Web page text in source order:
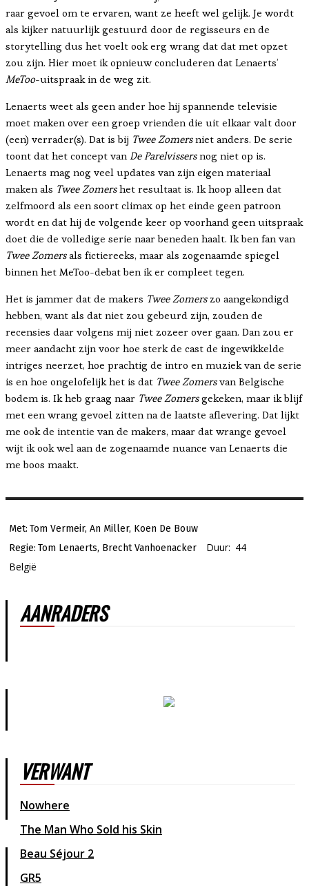
raar gevoel om te ervaren, want ze heeft wel gelijk. Je wordt
als kijker natuurlijk gestuurd door de regisseurs en de
storytelling dus het voelt ook erg wrang dat dat met opzet
zou zijn. Hier moet ik opnieuw concluderen dat Lenaerts’
MeToo-uitspraak in de weg zit.
Lenaerts weet als geen ander hoe hij spannende televisie
moet maken over een groep vrienden die uit elkaar valt door
(een) verrader(s). Dat is bij Twee Zomersniet anders. De serie
toont dat het concept van De Parelvissersnog niet op is.
Lenaerts mag nog veel updates van zijn eigen materiaal
maken als Twee Zomershet resultaat is. Ik hoop alleen dat
zelfmoord als een soort climax op het einde geen patroon
wordt en dat hij de volgende keer op voorhand geen uitspraak
doet die de volledige serie naar beneden haalt. Ik ben fan van
Twee Zomersals fictiereeks, maar als zogenaamde spiegel
binnen het MeToo-debat ben ik er compleet tegen.
Het is jammer dat de makers Twee Zomerszo aangekondigd
hebben, want als dat niet zou gebeurd zijn, zouden de
recensies daar volgens mij niet zozeer over gaan. Dan zou er
meer aandacht zijn voor hoe sterk de cast de ingewikkelde
intriges neerzet, hoe prachtig de intro en muziek van de serie
is en hoe ongelofelijk het is dat Twee Zomersvan Belgische
bodem is. Ik heb graag naar Twee Zomersgekeken, maar ik blijf
met een wrang gevoel zitten na de laatste aflevering. Dat lijkt
me ook de intentie van de makers, maar dat wrange gevoel
wijt ik ook wel aan de zogenaamde nuance van Lenaerts die
me boos maakt.
Met: Tom Vermeir, An Miller, Koen De Bouw
Regie: Tom Lenaerts, Brecht Vanhoenacker Duur: 44
België
AANRADERS
VERWANT
Nowhere
The Man Who Sold his Skin
Beau Séjour 2
GR5